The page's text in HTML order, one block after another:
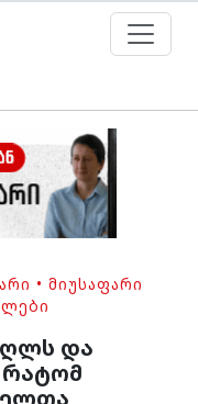
• ᲛᲘᲣᲡᲐᲤᲐᲠᲘ
და
რატომ